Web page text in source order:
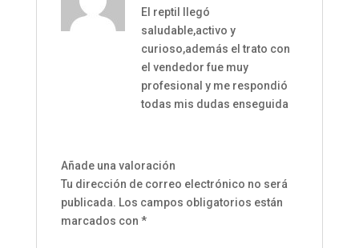
El reptil llegó
saludable,activo y
curioso,además el trato con
el vendedor fue muy
profesional y me respondió
todas mis dudas enseguida
Añade una valoración
Tu dirección de correo electrónico no será
publicada. Los campos obligatorios están
marcados con *